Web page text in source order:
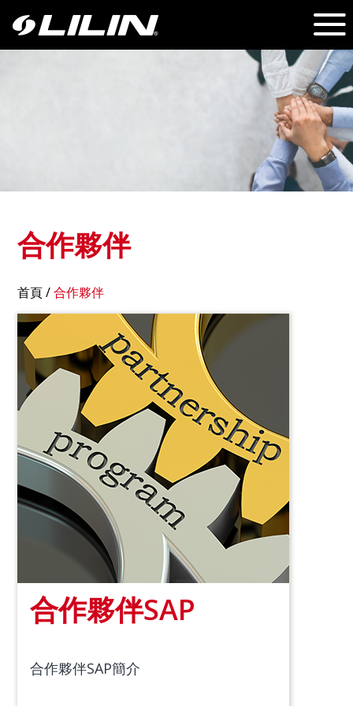
合作夥伴
首頁/合作夥伴
合作夥伴SAP
合作夥伴SAP簡介